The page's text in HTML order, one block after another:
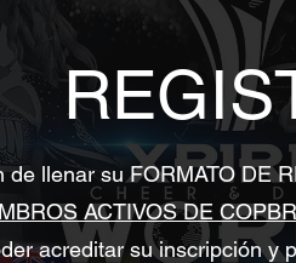
de llenar su FORMATO DE
ACTIVOS DE
acreditar su inscripción y